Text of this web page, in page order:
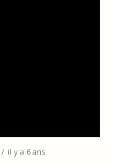
il y a 6 ans